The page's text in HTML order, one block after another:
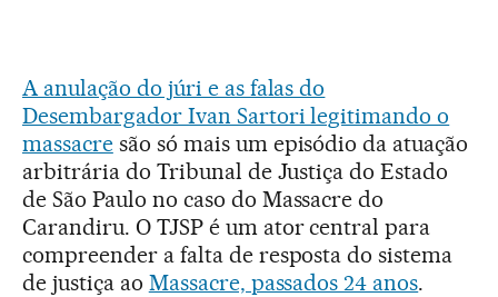
A anulação do júri e as falas do
Desembargador Ivan Sartori legitimando o
massacresão só mais um episódio da atuação
arbitrária do Tribunal de Justiça do Estado
de São Paulo no caso do Massacre do
Carandiru. O TJSP é um ator central para
compreender a falta de resposta do sistema
de justiça ao Massacre, passados 24 anos.